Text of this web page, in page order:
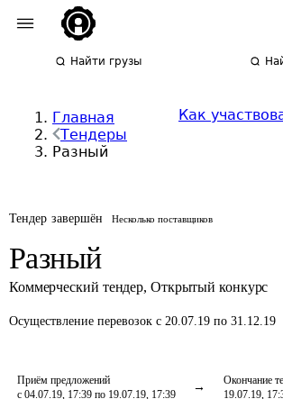
Найти грузы
Главная
Тендеры
Разный
Как
Тендер завершён Несколько поставщиков
Разный
Коммерческий тендер, Открытый конкурс
Осуществление перевозок с 20.07.19 по 31.12.19
Приём предложений
с 04.07.19, 17:39 по 19.07.19, 17:39
Окончание
19.07.19,